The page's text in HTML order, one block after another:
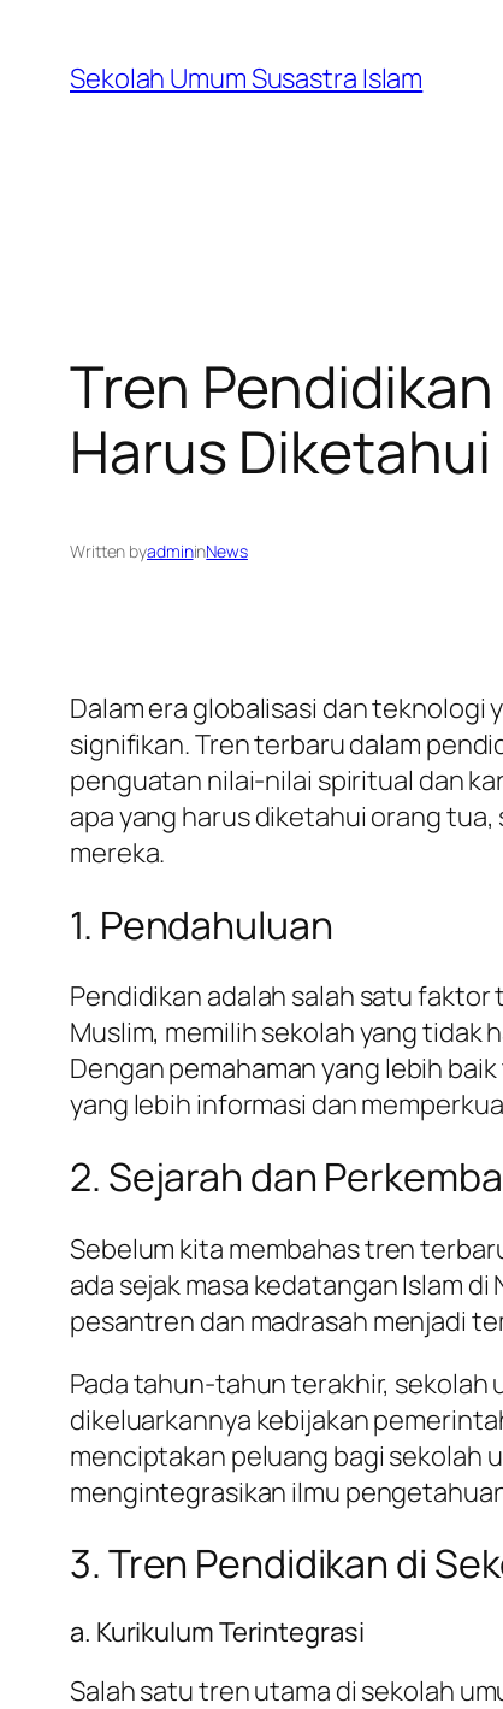
content
Sekolah Umum Susastra Islam
Tren
Harus
Written byadmininNews
Dalam era globalisasi dan teknologi
signifikan. Tren terbaru dalam
penguatan nilai-nilai spiritual dan
apa yang harus diketahui orang
mereka.
1. Pendahuluan
Pendidikan adalah salah satu
Muslim, memilih sekolah yang tidak
Dengan pemahaman yang lebih
yang lebih informasi dan
2. Sejarah dan
Sebelum kita membahas tren
ada sejak masa kedatangan Islam
pesantren dan madrasah menjadi
Pada tahun-tahun terakhir, sekolah
dikeluarkannya kebijakan
menciptakan peluang bagi sekolah
mengintegrasikan ilmu
3. Tren Pendidikan di
a. Kurikulum Terintegrasi
Salah satu tren utama di sekolah